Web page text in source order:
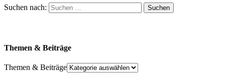
Suchen nach:
Themen & Beiträge
Themen & Beiträge